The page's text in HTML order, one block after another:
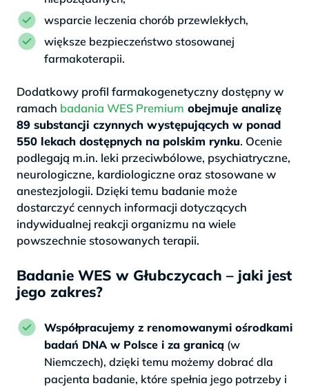
wsparcie leczenia chorób przewlekłych,
większe bezpieczeństwo stosowanej
farmakoterapii.
Dodatkowy profil farmakogenetyczny dostępny w
ramach badania WES Premium obejmuje analizę
89 substancji czynnych występujących w ponad
550 lekach dostępnych na polskim rynku. Ocenie
podlegają m.in. leki przeciwbólowe, psychiatryczne,
neurologiczne, kardiologiczne oraz stosowane w
anestezjologii. Dzięki temu badanie może
dostarczyć cennych informacji dotyczących
indywidualnej reakcji organizmu na wiele
powszechnie stosowanych terapii.
Badanie WES w Głubczycach – jaki jest
jego zakres?
Współpracujemy z renomowanymi ośrodkami
badań DNA w Polsce i za granicą (w
Niemczech), dzięki temu możemy dobrać dla
pacjenta badanie, które spełnia jego potrzeby i